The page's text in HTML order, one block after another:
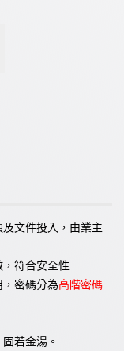
文件投入，由業主
，符合安全性
，密碼分為高階密碼
若金湯。